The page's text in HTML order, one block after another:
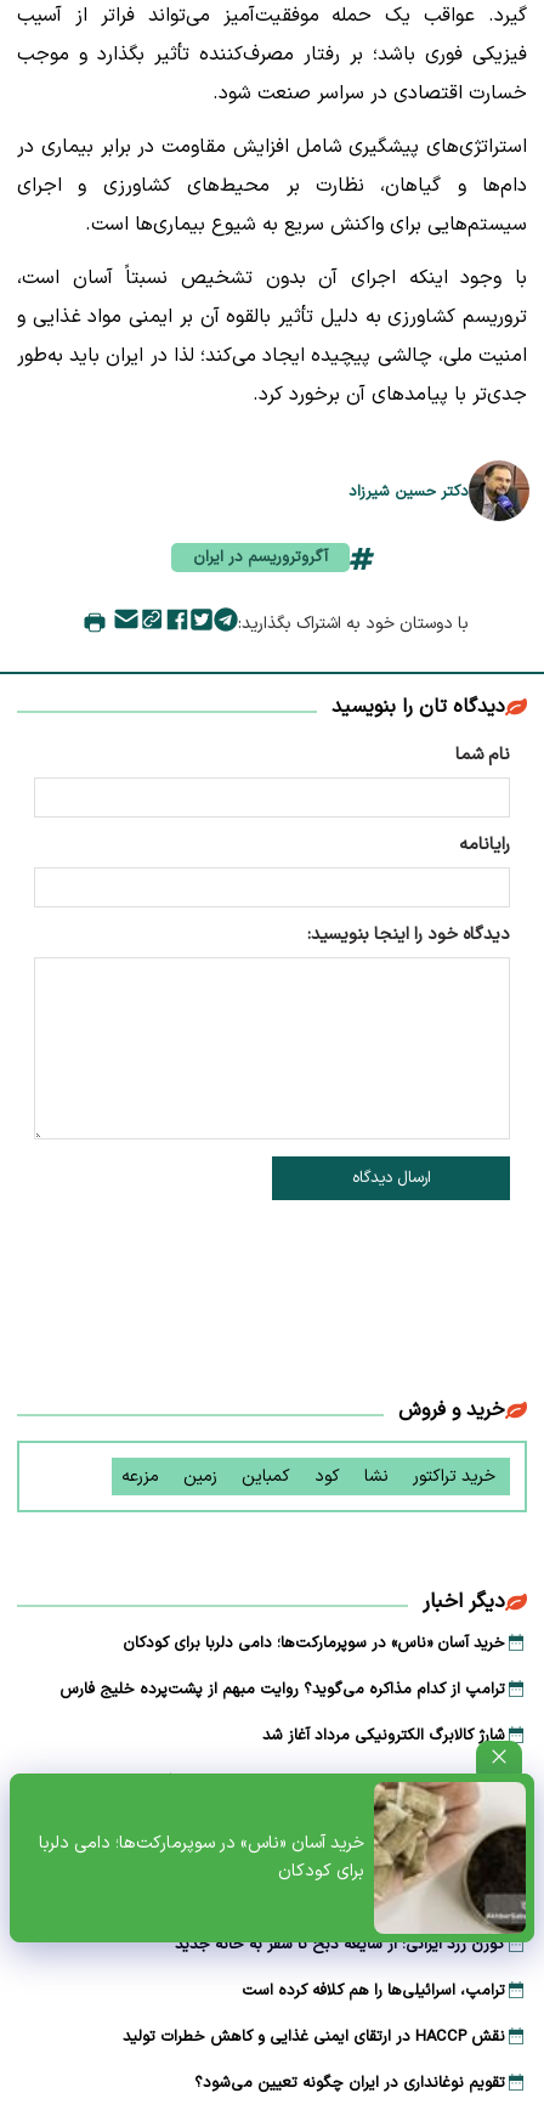
خرید آسان «ناس» در سوپرمارکت‌ها؛ دامی دلربا
برای کودکان
گیرد. عواقب یک حمله موفقیت‌آمیز می‌تواند فراتر از آسیب
فیزیکی فوری باشد؛ بر رفتار مصرف‌کننده تأثیر بگذارد و موجب
خسارت اقتصادی در سراسر صنعت شود.
استراتژی‌های پیشگیری شامل افزایش مقاومت در برابر بیماری در
دام‌ها و گیاهان، نظارت بر محیط‌های کشاورزی و اجرای
سیستم‌هایی برای واکنش سریع به شیوع بیماری‌ها است.
با وجود اینکه اجرای آن بدون تشخیص نسبتاً آسان است،
تروریسم کشاورزی به دلیل تأثیر بالقوه آن بر ایمنی مواد غذایی و
امنیت ملی، چالشی پیچیده ایجاد می‌کند؛ لذا در ایران باید به‌طور
جدی‌تر با پیامدهای آن برخورد کرد.
دکتر حسین شیرزاد
آگروتروریسم در ایران
با دوستان خود به اشتراک بگذارید:
دیدگاه تان را بنویسید
نام شما
رایانامه
دیدگاه خود را اینجا بنویسید:
ارسال دیدگاه
خرید و فروش
خرید تراکتور نشا کود کمباین زمین مزرعه
دیگر اخبار
خرید آسان «ناس» در سوپرمارکت‌ها؛ دامی دلربا برای کودکان
ترامپ از کدام مذاکره می‌گوید؟ روایت مبهم از پشت‌پرده خلیج فارس
شارژ کالابرگ الکترونیکی مرداد آغاز شد
هوشمند سازی صنعت دام و طیور راه توسعه و پیشرفت
هشدار هواشناسی تهران؛ باد شدید و گرد و خاک در راه است
بایوکراسی؛ چارچوبی نوین برای تقویت تاب‌آوری محیط‌زیست و امنیت غذایی
در عصر تغییرات اقلیمی
گوزن زرد ایرانی؛ از شایعه ذبح تا سفر به خانه جدید
ترامپ، اسرائیلی‌ها را هم کلافه کرده است
نقش HACCP در ارتقای ایمنی غذایی و کاهش خطرات تولید
تقویم نوغانداری در ایران چگونه تعیین می‌شود؟